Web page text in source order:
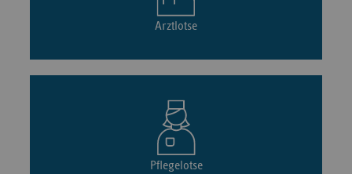
Arztlotse
Pflegelotse